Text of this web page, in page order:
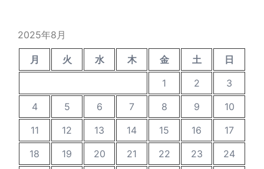
2025年8月
月 火 水 木 金 土
日
1
2
3
4
5 6 7 8 9
10
11
12 13 14 15 16
17
18
19 20 21 22 23
24